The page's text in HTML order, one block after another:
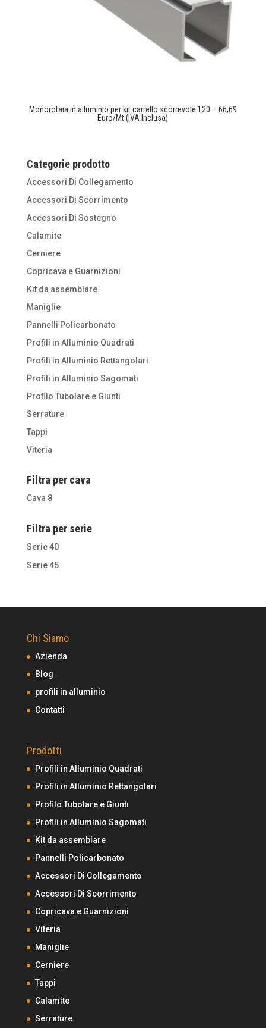
Monorotaia in alluminio per kit carrello scorrevole 120 – 66,69
Euro/Mt (IVA Inclusa)
Categorie prodotto
Accessori Di Collegamento
Accessori Di Scorrimento
Accessori Di Sostegno
Calamite
Cerniere
Copricava e Guarnizioni
Kit da assemblare
Maniglie
Pannelli Policarbonato
Profili in Alluminio Quadrati
Profili in Alluminio Rettangolari
Profili in Alluminio Sagomati
Profilo Tubolare e Giunti
Serrature
Tappi
Viteria
Filtra per cava
Cava 8
Filtra per serie
Serie 40
Serie 45
Chi Siamo
Azienda
Blog
profili in alluminio
Contatti
Prodotti
Profili in Alluminio Quadrati
Profili in Alluminio Rettangolari
Profilo Tubolare e Giunti
Profili in Alluminio Sagomati
Kit da assemblare
Pannelli Policarbonato
Accessori Di Collegamento
Accessori Di Scorrimento
Copricava e Guarnizioni
Viteria
Maniglie
Cerniere
Tappi
Calamite
Serrature